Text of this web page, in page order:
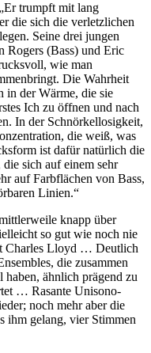
trumpft mit lang
die sich die verletzlichen
Seine drei jungen
Rogers (Bass) und Eric
wie man
Die Wahrheit
in der Wärme, die sie
Ich zu öffnen und nach
In der Schnörkellosigkeit,
die weiß, was
ist dafür natürlich die
sich auf einem sehr
auf Farbflächen von Bass,
Linien.“
knapp über
so gut wie noch nie
Charles Lloyd … Deutlich
die zusammen
ähnlich prägend zu
… Rasante Unisono-
noch mehr aber die
ihm gelang, vier Stimmen